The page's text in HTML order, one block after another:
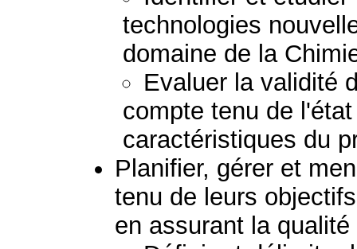
technologies
domaine de la
Evaluer la validité
compte tenu de
caractéristiques du
Planifier, gérer et
tenu de leurs
en assurant la